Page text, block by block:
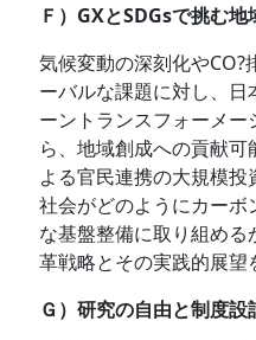
Ｆ）GXとSDGsで挑む地
気候変動の深刻化やCO?
ーバルな課題に対し、日
ーントランスフォーメ
ら、地域創成への貢献
よる官民連携の大規模
社会がどのようにカー
な基盤整備に取り組め
革戦略とその実践的展望
Ｇ）研究の自由と制度設